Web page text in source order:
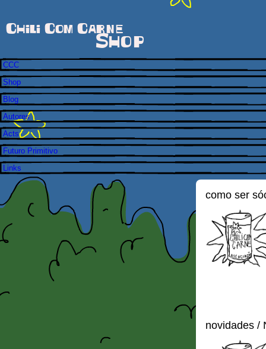
Chili Com Carne
Shop
CCC
Shop
Blog
Autores
Acts
Futuro Primitivo
Links
como ser
novidades /